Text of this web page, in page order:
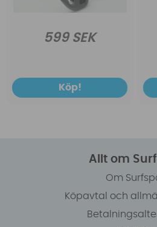
599 SEK
Köp!
Allt om
Om
Köpavtal och